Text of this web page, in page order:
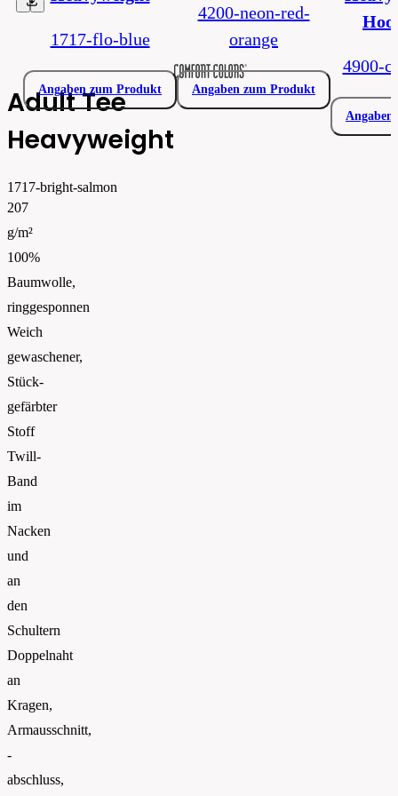
Adult Tee
Heavyweight
1717-bright-salmon
207
g/m²
100%
Baumwolle,
ringgesponnen
Weich
gewaschener,
Stück-
gefärbter
Stoff
Twill-
Band
im
Nacken
und
an
den
Schultern
Doppelnaht
an
Kragen,
Armausschnitt,
-
abschluss,
1717-flo-blue
Angaben zum Produkt
4200-neon-red-
orange
Angaben zum Produkt
4900-